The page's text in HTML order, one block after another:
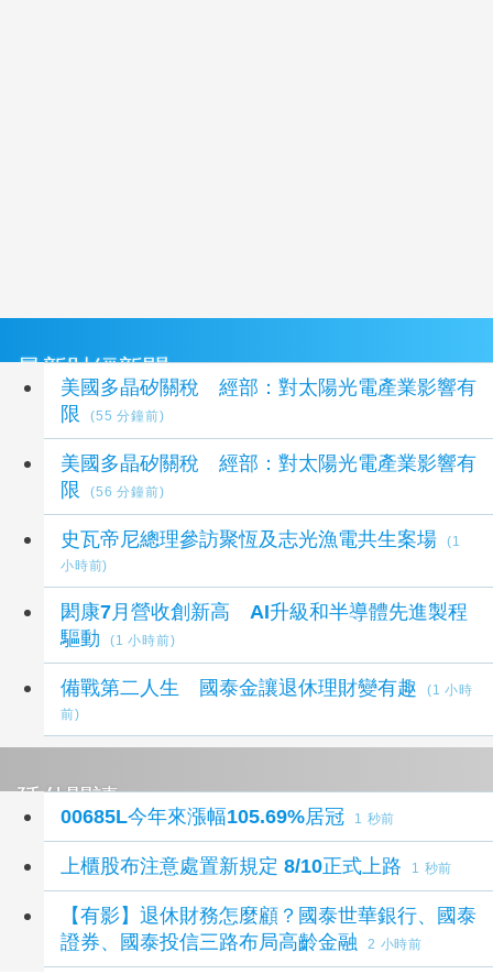
最新財經新聞
美國多晶矽關稅 經部：對太陽光電產業影響有
限
(55 分鐘前)
美國多晶矽關稅 經部：對太陽光電產業影響有
限
(56 分鐘前)
史瓦帝尼總理參訪聚恆及志光漁電共生案場
(1
小時前)
閎康7月營收創新高 AI升級和半導體先進製程
驅動
(1 小時前)
備戰第二人生 國泰金讓退休理財變有趣
(1 小時
前)
延伸閱讀
00685L今年來漲幅105.69%居冠 1 秒前
上櫃股布注意處置新規定 8/10正式上路 1 秒前
【有影】退休財務怎麼顧？國泰世華銀行、國泰
證券、國泰投信三路布局高齡金融
2 小時前